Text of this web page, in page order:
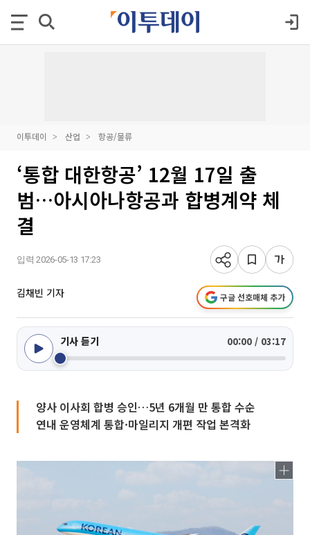
이투데이 산업 항공/물류
‘통합 대한항공’ 12월 17일 출
범…아시아나항공과 합병계약 체
결
입력 2026-05-13 17:23
김채빈 기자 구글 선호매체 추가
기사 듣기 00:00 / 03:17
양사 이사회 합병 승인…5년 6개월 만 통합 수순
연내 운영체계 통합·마일리지 개편 작업 본격화